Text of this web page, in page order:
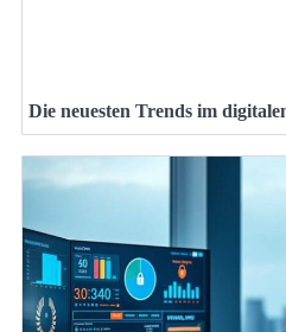
Die neuesten Trends im